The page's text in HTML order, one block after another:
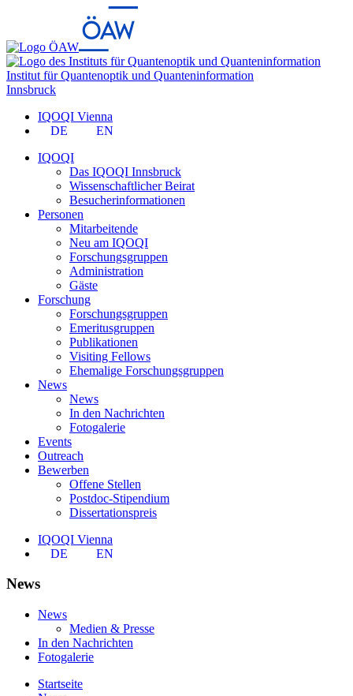
Institut für Quantenoptik und Quanteninformation
Innsbruck
IQOQI Vienna
DE
EN
IQOQI
Das IQOQI Innsbruck
Wissenschaftlicher Beirat
Besucherinformationen
Personen
Mitarbeitende
Neu am IQOQI
Forschungsgruppen
Administration
Gäste
Forschung
Forschungsgruppen
Emeritusgruppen
Publikationen
Visiting Fellows
Ehemalige Forschungsgruppen
News
News
In den Nachrichten
Fotogalerie
Events
Outreach
Bewerben
Offene Stellen
Postdoc-Stipendium
Dissertationspreis
IQOQI Vienna
DE
EN
News
News
Medien & Presse
In den Nachrichten
Fotogalerie
Startseite